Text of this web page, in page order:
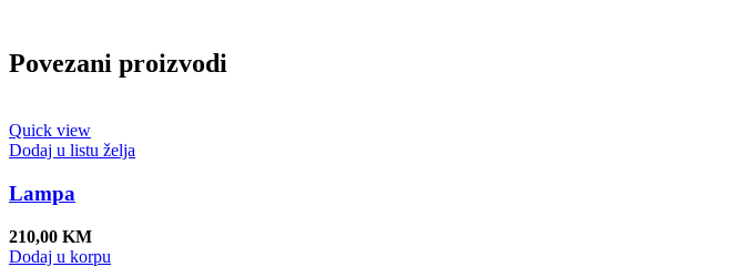
Povezani proizvodi
Quick view
Dodaj u listu želja
Lampa
210,00 KM
Dodaj u korpu